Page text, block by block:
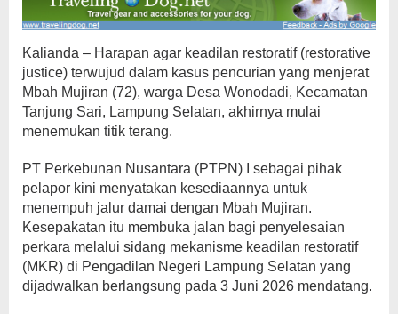
Kalianda – Harapan agar keadilan restoratif (restorative
justice) terwujud dalam kasus pencurian yang menjerat
Mbah Mujiran (72), warga Desa Wonodadi, Kecamatan
Tanjung Sari, Lampung Selatan, akhirnya mulai
menemukan titik terang.
PT Perkebunan Nusantara (PTPN) I sebagai pihak
pelapor kini menyatakan kesediaannya untuk
menempuh jalur damai dengan Mbah Mujiran.
Kesepakatan itu membuka jalan bagi penyelesaian
perkara melalui sidang mekanisme keadilan restoratif
(MKR) di Pengadilan Negeri Lampung Selatan yang
dijadwalkan berlangsung pada 3 Juni 2026 mendatang.